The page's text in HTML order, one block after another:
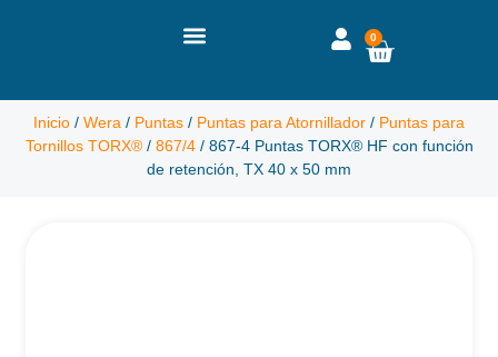
0
Inicio / Wera / Puntas / Puntas para Atornillador / Puntas para
Tornillos TORX®/ 867/4/ 867-4 Puntas TORX® HF con función
de retención, TX 40 x 50 mm